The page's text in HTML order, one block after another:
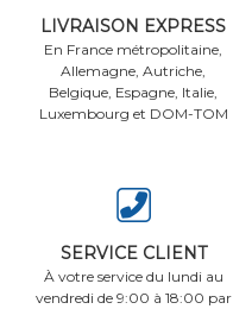
LIVRAISON EXPRESS
En France métropolitaine,
Allemagne, Autriche,
Belgique, Espagne, Italie,
Luxembourg et DOM-TOM
SERVICE CLIENT
À votre service du lundi au
vendredi de 9:00 à 18:00 par